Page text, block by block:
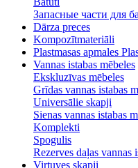
Запасные части для
Dārza preces
Kompozītmateriāli
Plastmasas apmales
Vannas istabas mēbeles
Ekskluzīvas mēbeles
Grīdas vannas istabas
Universālie skapji
Sienas vannas istabas
Komplekti
Spogulis
Rezerves daļas vannas
Virtuves skapji